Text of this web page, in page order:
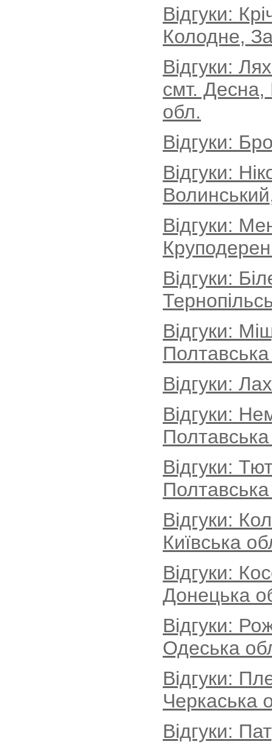
Відгуки:
Колодне,
Відгуки:
смт. Десна,
обл.
Відгуки:
Відгуки:
Відгуки:
Відгуки:
Відгуки:
Відгуки:
Відгуки:
Відгуки:
Відгуки:
Київська
Відгуки:
Донецька
Відгуки:
Одеська
Відгуки:
Черкаська
Відгуки: